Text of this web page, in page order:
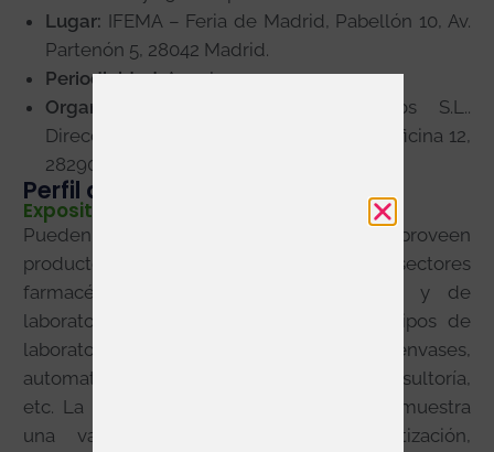
Lugar: IFEMA – Feria de Madrid, Pabellón 10, Av.
Partenón 5, 28042 Madrid.
Periodicidad:Anual.
Organizador:
Exposiciones y Eventos S.L..
Dirección: C/ Pollensa 2, Ed. Artemisa, Oficina 12,
28290 Las Rozas (Madrid)
Perfil de expositores / visitantes
Expositores
Pueden participar empresas que proveen
productos y servicios para los sectores
farmacéutico, biotecnológico, cosmético y de
laboratorio: fabricación de fármacos, equipos de
laboratorio, instrumentación, envases,
automatización, logística, servicios de consultoría,
etc. La lista de expositores anteriores ya muestra
una variedad de categorías: automatización,